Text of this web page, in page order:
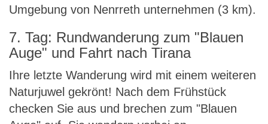
Umgebung von Nenrreth unternehmen (3 km).
7. Tag: Rundwanderung zum "Blauen
Auge" und Fahrt nach Tirana
Ihre letzte Wanderung wird mit einem weiteren
Naturjuwel gekrönt! Nach dem Frühstück
checken Sie aus und brechen zum "Blauen